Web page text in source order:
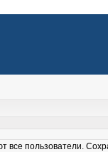
все пользователи.